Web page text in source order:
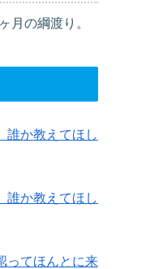
月の綱渡り。
誰か教えてほし
誰か教えてほし
ってほんとに来